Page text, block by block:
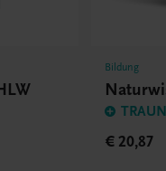
Bildung
€ 20,87